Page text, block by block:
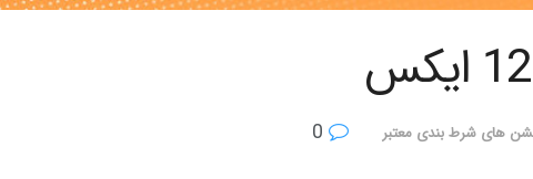
های شرط بندی معتبر